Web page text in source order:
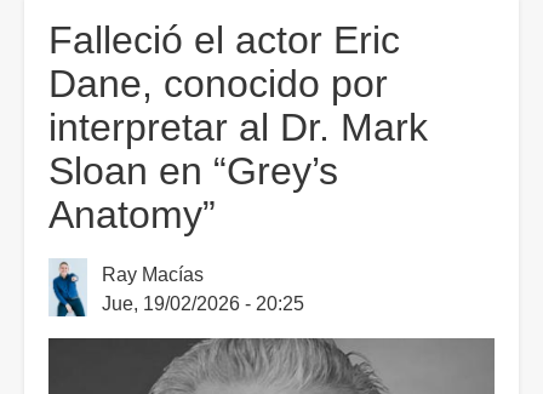
Falleció el actor Eric
Dane, conocido por
interpretar al Dr. Mark
Sloan en “Grey’s
Anatomy”
Ray Macías
Jue, 19/02/2026 - 20:25